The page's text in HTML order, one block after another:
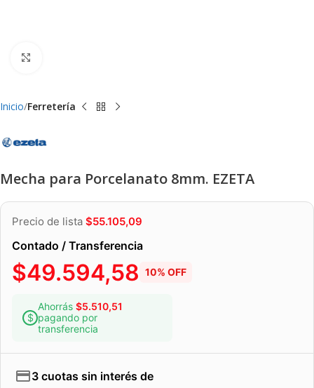
Inicio Ferretería
Mecha para Porcelanato 8mm. EZETA
Precio de lista $55.105,09
Contado / Transferencia
$49.594,58 10% OFF
Ahorrás $5.510,51
pagando por
transferencia
3 cuotas sin interés de